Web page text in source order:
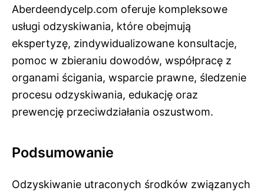
Aberdeendycelp.com oferuje kompleksowe
usługi odzyskiwania, które obejmują
ekspertyzę, zindywidualizowane konsultacje,
pomoc w zbieraniu dowodów, współpracę z
organami ścigania, wsparcie prawne, śledzenie
procesu odzyskiwania, edukację oraz
prewencję przeciwdziałania oszustwom.
Podsumowanie
Odzyskiwanie utraconych środków związanych